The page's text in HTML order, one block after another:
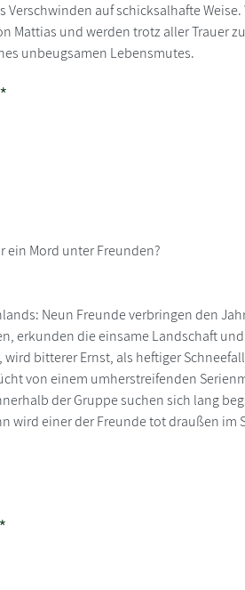
auf schicksalhafte
Mattias und werden trotz aller Trauer
unbeugsamen Lebensmutes.
ein Mord unter Freunden?
Neun Freunde verbringen den
erkunden die einsame Landschaft
bitterer Ernst, als heftiger
von einem umherstreifenden
der Gruppe suchen sich lang
wird einer der Freunde tot draußen